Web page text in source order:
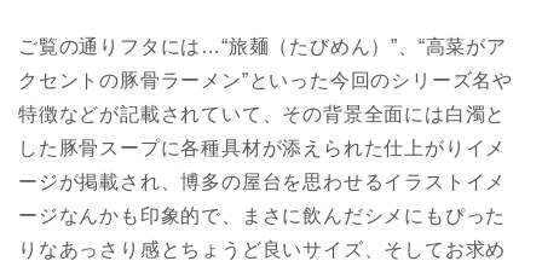
ご覧の通りフタには…“旅麺（たびめん）”、“高菜がア
クセントの豚骨ラーメン”といった今回のシリーズ名や
特徴などが記載されていて、その背景全面には白濁と
した豚骨スープに各種具材が添えられた仕上がりイメ
ージが掲載され、博多の屋台を思わせるイラストイメ
ージなんかも印象的で、まさに飲んだシメにもぴった
りなあっさり感とちょうど良いサイズ、そしてお求め